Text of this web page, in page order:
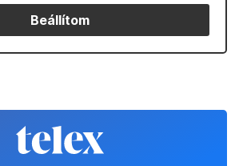
Beállítom